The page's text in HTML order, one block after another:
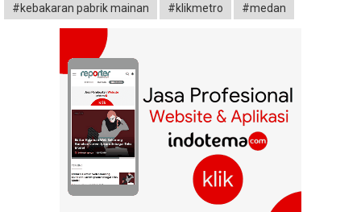
#kebakaran pabrik mainan
#klikmetro #medan